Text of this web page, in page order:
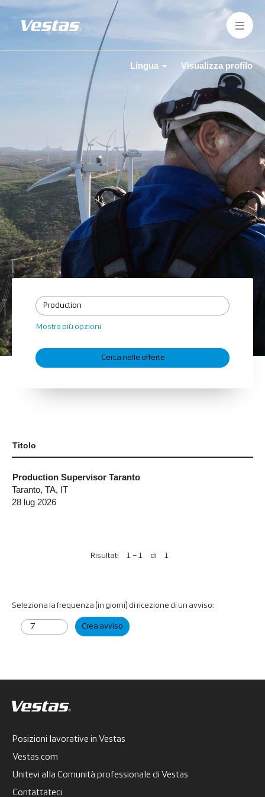
Lingua Visualizza profilo
Mostra più opzioni
Titolo
Production Supervisor Taranto
Taranto, TA, IT
28 lug 2026
Risultati 1 – 1 di 1
Seleziona la frequenza (in giorni) di ricezione di un avviso:
Crea avviso
Posizioni lavorative in Vestas
Vestas.com
Unitevi alla Comunità professionale di Vestas
Contattateci